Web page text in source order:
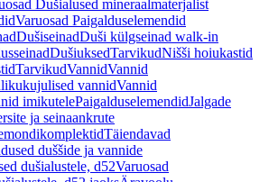
Dušialused mineraalmaterjalist
Varuosad Paigalduselemendid
DušiseinadDuši külgseinad walk-in
DušiuksedTarvikudNišši hoiukastid
TarvikudVannidVannid
vannidVannid
imikutelePaigalduselemendidJalgade
ja seinaankrute
Täiendavad
duššide ja vannide
dušialustele, d52Varuosad